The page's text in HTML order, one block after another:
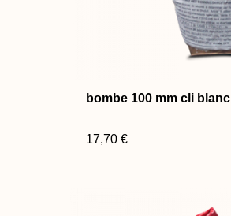
bombe 100 mm cli blanc
17,70 €